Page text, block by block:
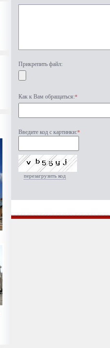
Прикрепить файл:
Как к Вам обращаться:*
Введите код с картинки:*
перезагрузить код